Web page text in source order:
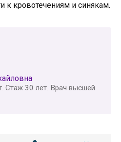
к кровотечениям и синякам.
Стаж 30 лет. Врач высшей